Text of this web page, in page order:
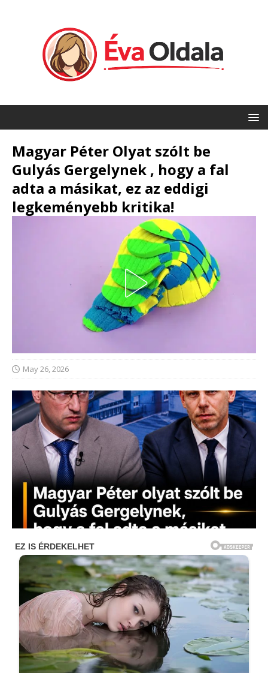
Magyar Péter Olyat szólt be
Gulyás Gergelynek , hogy a fal
adta a másikat, ez az eddigi
legkeményebb kritika!
May 26, 2026